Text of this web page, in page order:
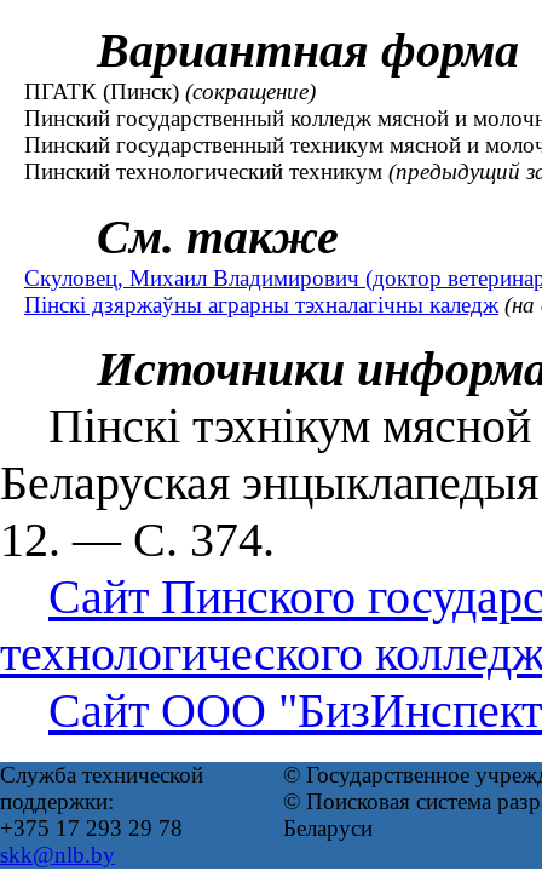
Вариантная форма
ПГАТК (Пинск) (сокращение)
Пинский государственный колледж мясной и
Пинский государственный техникум мясной и
Пинский технологический техникум (предыдущий
См. также
Скуловец, Михаил Владимирович (доктор
Пінскі дзяржаўны аграрны тэхналагічны каледж (на
Источники
Пінскі тэхнікум
Беларуская
12. — С. 374.
Сайт Пинского
технологического
Сайт ООО
Служба технической
поддержки:
+375 17 293 29 78
skk@nlb.by
© Государственное
© Поисковая система
Беларуси